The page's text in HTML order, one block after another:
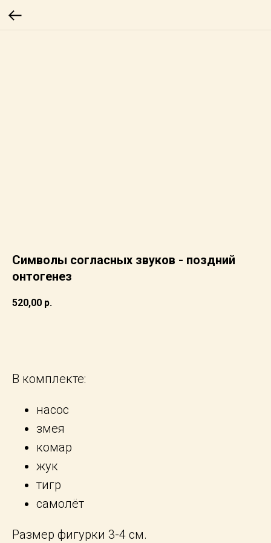
Символы согласных звуков - поздний
онтогенез
520,00 р.
В комплекте:
насос
змея
комар
жук
тигр
самолёт
Размер фигурки 3-4 см.